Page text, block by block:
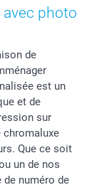
photo
de
est un
et de
sur
chromaluxe
Que ce soit
un de nos
de numéro de